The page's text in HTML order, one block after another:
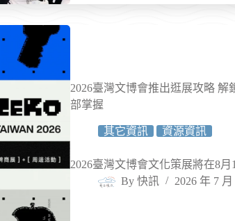
2026臺灣文博會推出逛展攻略
部掌握
其它資訊 資源資訊
2026臺灣文博會文化策展將在8
By 快訊 2026 年 7 月